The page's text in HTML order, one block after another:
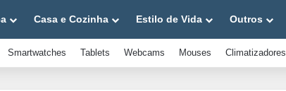
Casa e Cozinha Estilo de Vida Outros
Smartwatches Tablets Webcams Mouses Climatizadores